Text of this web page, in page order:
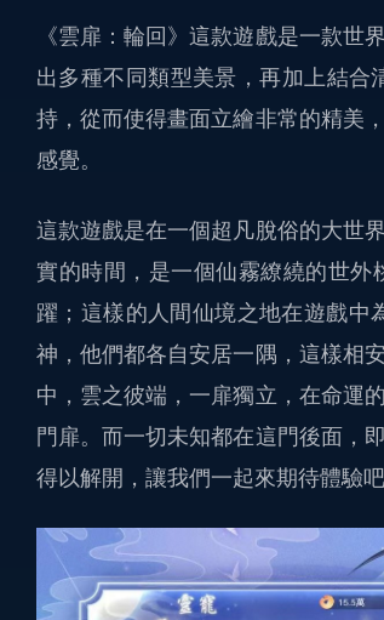
《雲扉：輪回》這款遊戲是一款世
出多種不同類型美景，再加上結合
持，從而使得畫面立繪非常的精美
感覺。
這款遊戲是在一個超凡脫俗的大世
實的時間，是一個仙霧繚繞的世
躍；這樣的人間仙境之地在遊戲中
神，他們都各自安居一隅，這樣相
中，雲之彼端，一扉獨立，在命運
門扉。而一切未知都在這門後面，
得以解開，讓我們一起來期待體驗吧